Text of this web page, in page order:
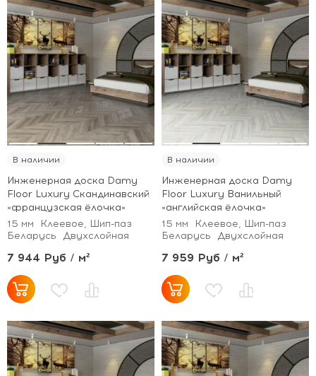
В наличии
Инженерная доска Damy
Floor Luxury Скандинавский
«французская ёлочка»
15 мм
Клеевое, Шип-паз
Беларусь
Двухслойная
7 944 Руб / м²
В наличии
Инженерная доска Damy
Floor Luxury Ванильный
«английская ёлочка»
15 мм
Клеевое, Шип-паз
Беларусь
Двухслойная
7 959 Руб / м²